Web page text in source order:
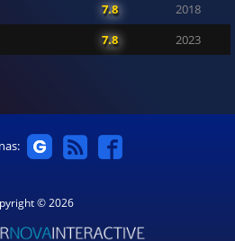
7.8 2018
7.8 2023
© 2026